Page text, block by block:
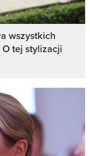
wszystkich
tej stylizacji